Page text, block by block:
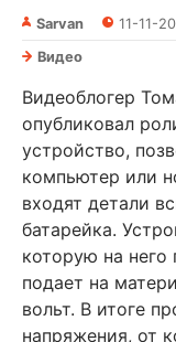
Sarvan 11-11-
Видео
Видеоблогер
опубликовал
устройство,
компьютер или
входят детали
батарейка.
которую на него
подает на
вольт. В итоге
напряжения, от